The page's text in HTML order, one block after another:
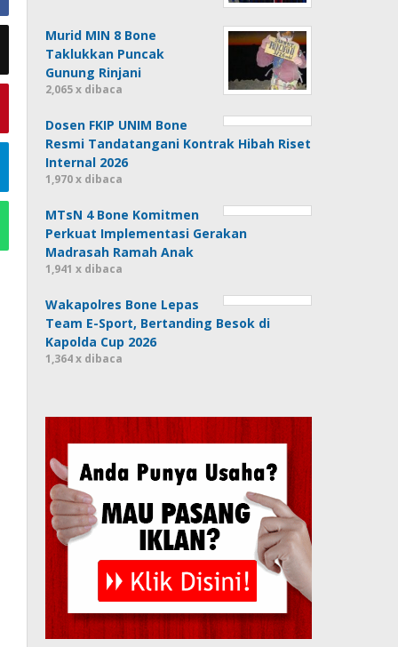
Murid MIN 8 Bone
Taklukkan Puncak
Gunung Rinjani
2,065 x dibaca
Dosen FKIP UNIM Bone
Resmi Tandatangani Kontrak Hibah Riset
Internal 2026
1,970 x dibaca
MTsN 4 Bone Komitmen
Perkuat Implementasi Gerakan
Madrasah Ramah Anak
1,941 x dibaca
Wakapolres Bone Lepas
Team E-Sport, Bertanding Besok di
Kapolda Cup 2026
1,364 x dibaca